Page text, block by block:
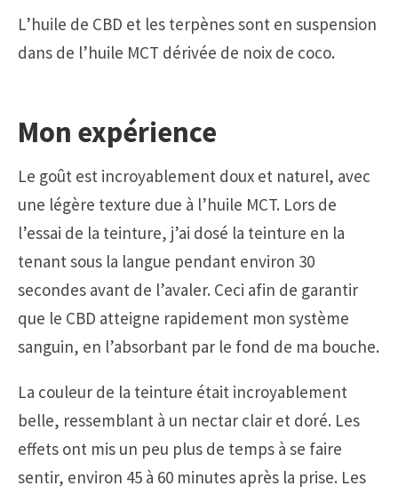
L’huile de CBD et les terpènes sont en suspension
dans de l’huile MCT dérivée de noix de coco.
Mon expérience
Le goût est incroyablement doux et naturel, avec
une légère texture due à l’huile MCT. Lors de
l’essai de la teinture, j’ai dosé la teinture en la
tenant sous la langue pendant environ 30
secondes avant de l’avaler. Ceci afin de garantir
que le CBD atteigne rapidement mon système
sanguin, en l’absorbant par le fond de ma bouche.
La couleur de la teinture était incroyablement
belle, ressemblant à un nectar clair et doré. Les
effets ont mis un peu plus de temps à se faire
sentir, environ 45 à 60 minutes après la prise. Les